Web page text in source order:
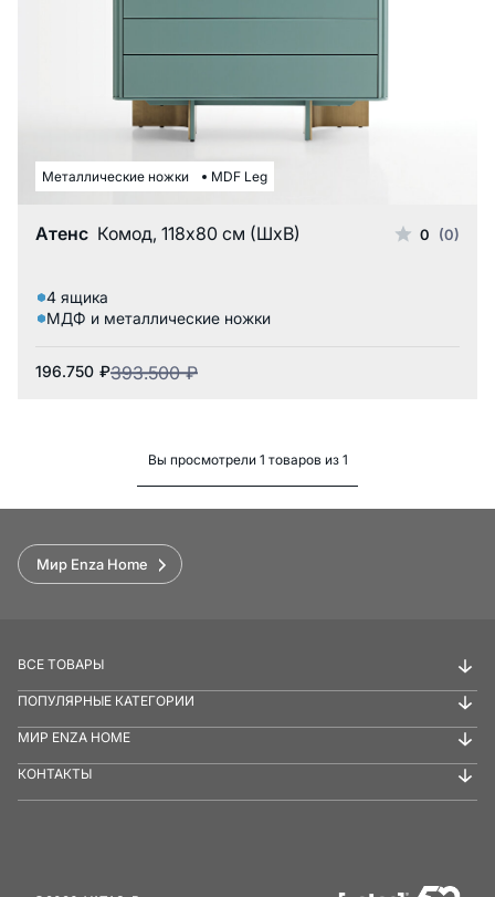
Металлические ножки MDF Leg
Атенс Комод, 118x80 см (ШxВ) 0 (0)
4 ящика
МДФ и металлические ножки
393.500 ₽
196.750 ₽
Вы просмотрели 1 товаров из 1
Мир Enza Home
ВСЕ ТОВАРЫ
ПОПУЛЯРНЫЕ КАТЕГОРИИ
МИР ENZA HOME
КОНТАКТЫ